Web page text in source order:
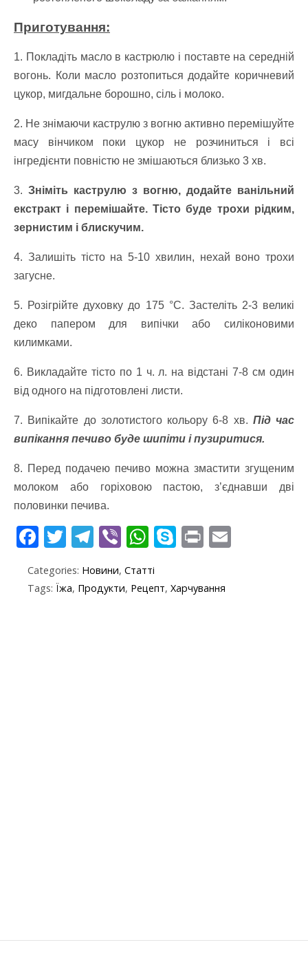
Приготування:
1. Покладіть масло в кастрюлю і поставте на середній
вогонь. Коли масло розтопиться додайте коричневий
цукор, мигдальне борошно, сіль і молоко.
2. Не знімаючи каструлю з вогню активно перемішуйте
масу вінчиком поки цукор не розчиниться і всі
інгредієнти повністю не змішаються близько 3 хв.
3. Зніміть каструлю з вогню, додайте ванільний
екстракт і перемішайте. Тісто буде трохи рідким,
зернистим і блискучим.
4. Залишіть тісто на 5-10 хвилин, нехай воно трохи
загусне.
5. Розігрійте духовку до 175 °C. Застеліть 2-3 великі
деко папером для випічки або силіконовими
килимками.
6. Викладайте тісто по 1 ч. л. на відстані 7-8 см один
від одного на підготовлені листи.
7. Випікайте до золотистого кольору 6-8 хв. Під час
випікання печиво буде шипіти і пузиритися.
8. Перед подачею печиво можна змастити згущеним
молоком або горіховою пастою, з’єднавши дві
половинки печива.
F
e
b
T
itt
er
T
e
gr
Vi
er
W
at
S
y
p
Pr
t
Categories: Новини, Статті
Tags: Їжа, Продукти, Рецепт, Харчування